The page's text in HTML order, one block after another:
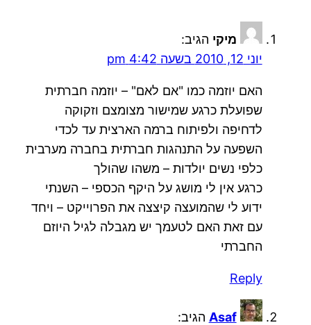
מיקי הגיב:
יוני 12, 2010 בשעה 4:42 pm
האם יוזמה כמו "אם לאם" – יוזמה חברתית
שפועלת כרגע שמישור מצומצם וזקוקה
לדחיפה ולפיתוח ברמה הארצית עד לכדי
השפעה על התנהגות חברתית בחברה מערבית
כלפי נשים יולדות – משהו שהולך
כרגע אין לי מושג על היקף הכספי – השנתי
ידוע לי שהמועצה קיצצה את הפרוייקט – ויחד
עם זאת האם לטעמך יש מגבלה לגיל היוזם
החברתי
Reply
Asaf הגיב: